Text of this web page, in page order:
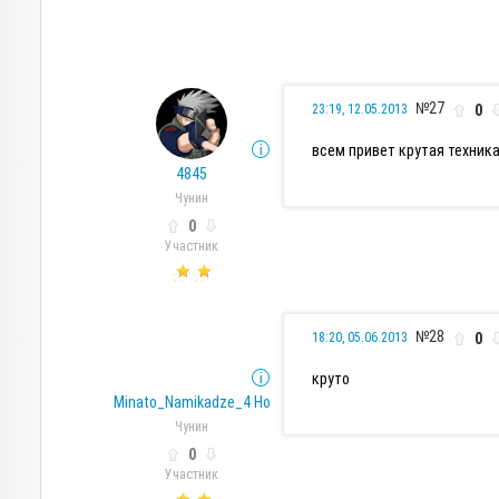
4845
Чунин
0
Участник
23:19, 12.05.2013 №27 0
всем привет крутая техника
Minato_Namikadze_4 Hokage
Чунин
0
Участник
18:20, 05.06.2013 №28 0
круто